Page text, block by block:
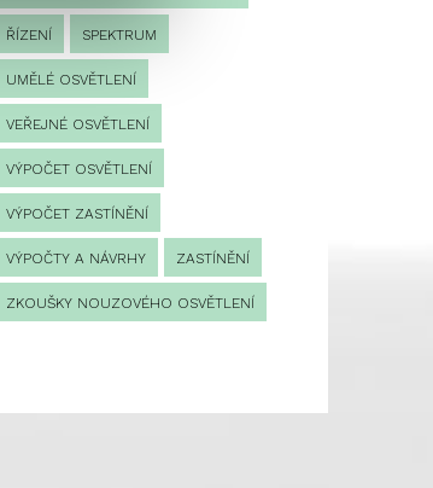
ŘÍZENÍ SPEKTRUM
UMĚLÉ OSVĚTLENÍ
VEŘEJNÉ OSVĚTLENÍ
VÝPOČET OSVĚTLENÍ
VÝPOČET ZASTÍNĚNÍ
VÝPOČTY A NÁVRHY ZASTÍNĚNÍ
ZKOUŠKY NOUZOVÉHO OSVĚTLENÍ